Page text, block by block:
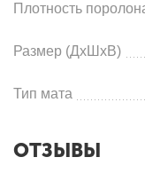
Плотность
Размер (ДхШхВ)
Тип мата
ОТЗЫВЫ